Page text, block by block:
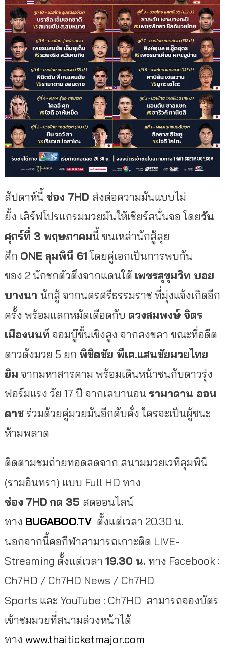
สัปดาห์นี้ ช่อง 7HD ส่งต่อความมันแบบไม่
ยั้ง เสิร์ฟโปรแกรมมวยมันให้เชียร์สนั่นจอ โดยวัน
ศุกร์ที่ 3 พฤษภาคมนี้ ขนเหล่านักสู้ลุย
ศึก ONE ลุมพินี 61โดยคู่เอกเป็นการพบกัน
ของ 2 นักชกตัวตึงจากแดนใต้ เพชรสุขุมวิท บอย
บางนา นักสู้ จากนครศรีธรรมราช ที่มุ่งแจ้งเกิดอีก
ครั้ง พร้อมแลกหมัดเดือดกับ ดวงสมพงษ์ จิตร
เมืองนนท์ จอมบู๊ชั้นเชิงสูง จากสงขลา ขณะที่อดีต
ดาวดังมวย 5 ยก พิชิตชัย พีเค.แสนชัยมวยไทย
ยิม จากมหาสารคาม พร้อมเดินหน้าชนกับดาวรุ่ง
ฟอร์มแรง วัย 17 ปี จากเลบานอน รามาดาน ออน
ดาชร่วมด้วยคู่มวยมันอีกคับคั่ง ใครจะเป็นผู้ชนะ
ห้ามพลาด
ติดตามชมถ่ายทอดสดจาก สนามมวยเวทีลุมพินี
(รามอินทรา) แบบ Full HD ทาง
ช่อง 7HD กด 35 สดออนไลน์
ทาง BUGABOO.TVตั้งแต่เวลา 20.30 น.
นอกจากนี้คอกีฬาสามารถเกาะติด LIVE-
Streaming ตั้งแต่เวลา 19.30 น. ทาง Facebook :
Ch7HD / Ch7HD News / Ch7HD
Sports และ YouTube : Ch7HD สามารถจองบัตร
เข้าชมมวยที่สนามล่วงหน้าได้
ทาง www.thaiticketmajor.com